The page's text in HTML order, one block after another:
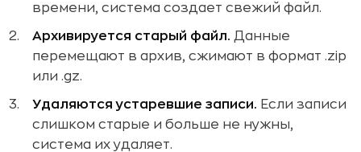
времени, система создает свежий файл.
Архивируется старый файл. Данные
перемещают в архив, сжимают в формат .zip
или .gz.
Удаляются устаревшие записи. Если записи
слишком старые и больше не нужны,
система их удаляет.